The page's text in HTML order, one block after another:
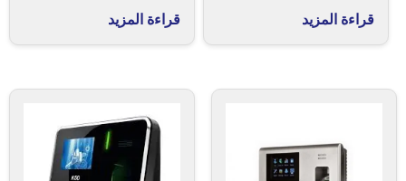
قراءة المزيد قراءة المزيد